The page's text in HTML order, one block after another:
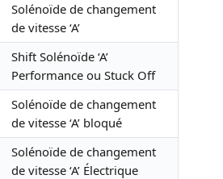
Solénoïde de changement
de vitesse ‘A’
Shift Solénoïde ‘A’
Performance ou Stuck Off
Solénoïde de changement
de vitesse ‘A’ bloqué
Solénoïde de changement
de vitesse ‘A’ Électrique